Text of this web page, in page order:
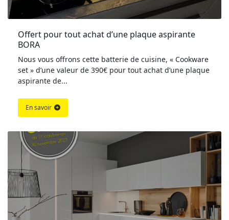
Offert pour tout achat d’une plaque aspirante
BORA
Nous vous offrons cette batterie de cuisine, « Cookware
set » d’une valeur de 390€ pour tout achat d’une plaque
aspirante de...
En savoir